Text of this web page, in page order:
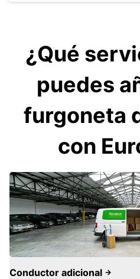
¿Qué
puedes
furgoneta
con
Conductor adicional